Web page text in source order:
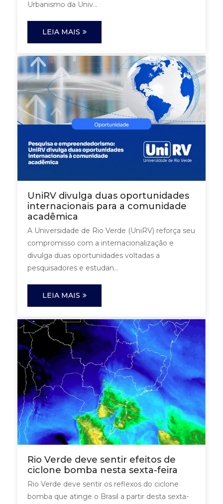
Urbanismo da Univ...
LEIA MAIS
UniRV divulga duas oportunidades
internacionais para a comunidade
acadêmica
A Universidade de Rio Verde (UniRV) reforça seu
compromisso com a internacionalização e
divulga duas oportunidades voltadas a
pesquisadores e estudan...
LEIA MAIS
Rio Verde deve sentir efeitos de
ciclone bomba nesta sexta-feira
Rio Verde deve sentir os reflexos do ciclone
bomba que atinge o Brasil a partir desta sexta-